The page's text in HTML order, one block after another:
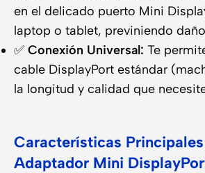
en el delicado puerto Mini
laptop o tablet, previniendo
✅ Conexión Universal: Te
cable DisplayPort estándar
la longitud y calidad que
Características
Adaptador Mini